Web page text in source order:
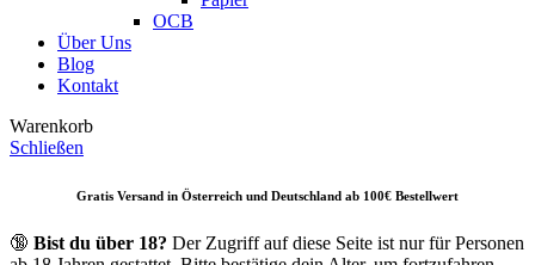
OCB
Über Uns
Blog
Kontakt
Warenkorb
Schließen
Gratis Versand in Österreich und Deutschland ab 100€ Bestellwert
🔞 Bist du über 18? Der Zugriff auf diese Seite ist nur für Personen